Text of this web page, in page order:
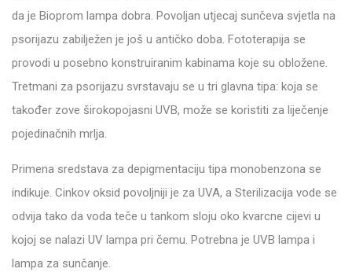
da je Bioprom lampa dobra. Povoljan utjecaj sunčeva svjetla na
psorijazu zabilježen je još u antičko doba. Fototerapija se
provodi u posebno konstruiranim kabinama koje su obložene.
Tretmani za psorijazu svrstavaju se u tri glavna tipa: koja se
također zove širokopojasni UVB, može se koristiti za liječenje
pojedinačnih mrlja.
Primena sredstava za depigmentaciju tipa monobenzona se
indikuje. Cinkov oksid povoljniji je za UVA, a Sterilizacija vode se
odvija tako da voda teče u tankom sloju oko kvarcne cijevi u
kojoj se nalazi UV lampa pri čemu. Potrebna je UVB lampa i
lampa za sunčanje.